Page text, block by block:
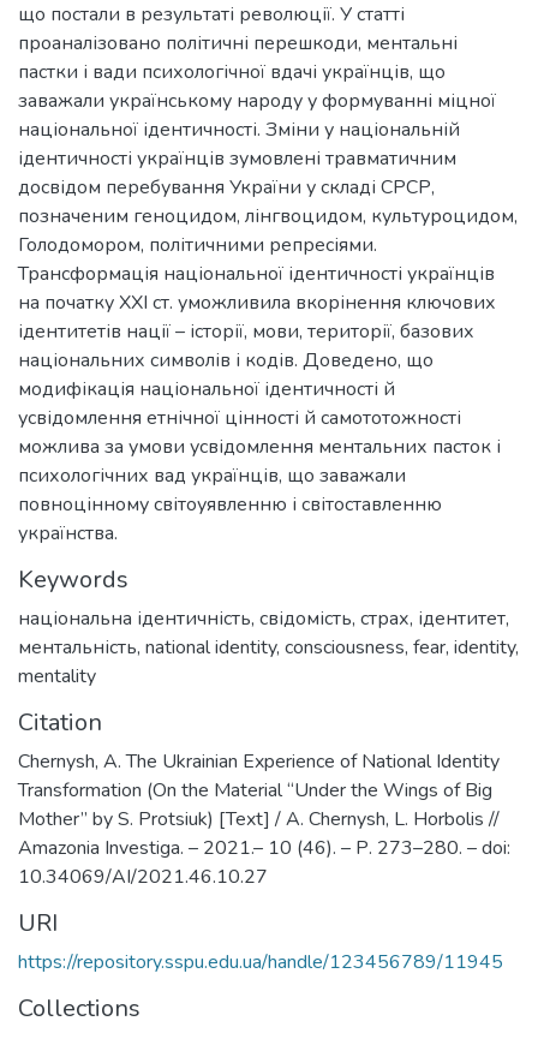
що постали в результаті революції. У статті
проаналізовано політичні перешкоди, ментальні
пастки і вади психологічної вдачі українців, що
заважали українському народу у формуванні міцної
національної ідентичності. Зміни у національній
ідентичності українців зумовлені травматичним
досвідом перебування України у складі СРСР,
позначеним геноцидом, лінгвоцидом, культуроцидом,
Голодомором, політичними репресіями.
Трансформація національної ідентичності українців
на початку ХХІ ст. уможливила вкорінення ключових
ідентитетів нації – історії, мови, території, базових
національних символів і кодів. Доведено, що
модифікація національної ідентичності й
усвідомлення етнічної цінності й самототожності
можлива за умови усвідомлення ментальних пасток і
психологічних вад українців, що заважали
повноцінному світоуявленню і світоставленню
українства.
Keywords
національна ідентичність, свідомість, страх, ідентитет,
ментальність, national identity, consciousness, fear, identity,
mentality
Citation
Chernysh, A. The Ukrainian Experience of National Identity
Transformation (On the Material “Under the Wings of Big
Mother” by S. Protsiuk) [Text] / A. Chernysh, L. Horbolis //
Amazonia Investiga. – 2021.– 10 (46). – Р. 273–280. – doi:
10.34069/AI/2021.46.10.27
URI
https://repository.sspu.edu.ua/handle/123456789/11945
Collections